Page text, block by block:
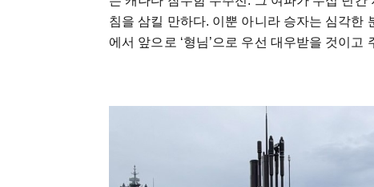
침을 삼킬 만하다. 이뿐 아니라 승자는 심각한
에서 앞으로 ‘형님’으로 우선 대우받을 것이고